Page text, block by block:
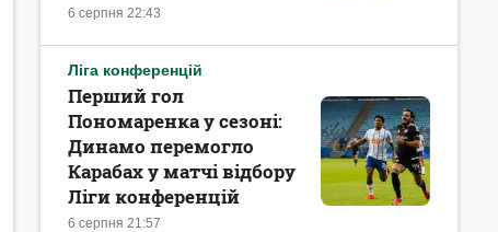
6 серпня 22:43
Ліга конференцій
6 серпня 21:57
Перший гол
Пономаренка у сезоні:
Динамо перемогло
Карабах у матчі відбору
Ліги конференцій